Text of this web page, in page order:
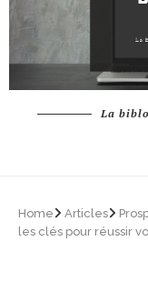
La
Home Articles
les clés pour réussir